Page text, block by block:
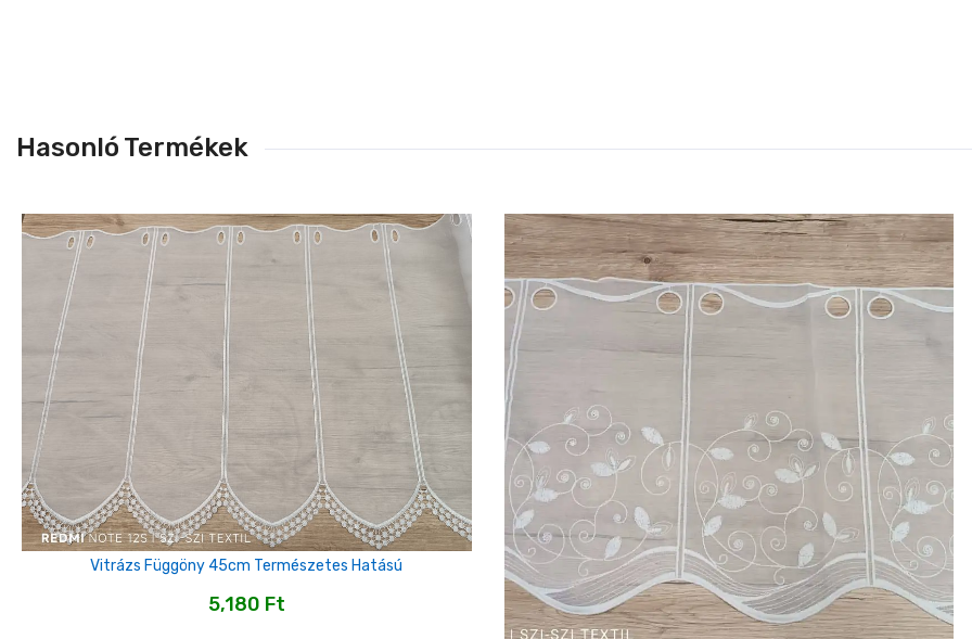
Hasonló Termékek
Vitrázs Függöny 45cm Természetes Hatású
5,180 Ft